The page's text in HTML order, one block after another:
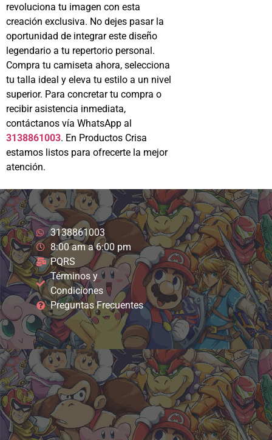
revoluciona tu imagen con esta
creación exclusiva. No dejes pasar la
oportunidad de integrar este diseño
legendario a tu repertorio personal.
Compra tu camiseta ahora, selecciona
tu talla ideal y eleva tu estilo a un nivel
superior. Para concretar tu compra o
recibir asistencia inmediata,
contáctanos vía WhatsApp al
3138861003. En Productos Crisa
estamos listos para ofrecerte la mejor
atención.
3138861003
8:00 am a 6:00 pm
PQRS
Términos y
Condiciones
Preguntas Frecuentes